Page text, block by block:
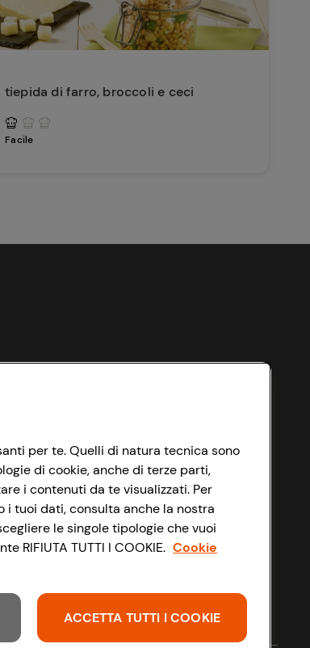
tiepida di farro, broccoli e ceci
Facile
per te. Quelli di natura tecnica sono
di cookie, anche di terze parti,
i contenuti da te visualizzati. Per
i tuoi dati, consulta anche la nostra
le singole tipologie che vuoi
RIFIUTA TUTTI I COOKIE. Cookie
ACCETTA TUTTI I COOKIE